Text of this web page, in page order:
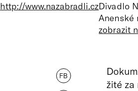
http://www.nazabradli.czDivadlo
Anenské
zobrazit
FB
žité